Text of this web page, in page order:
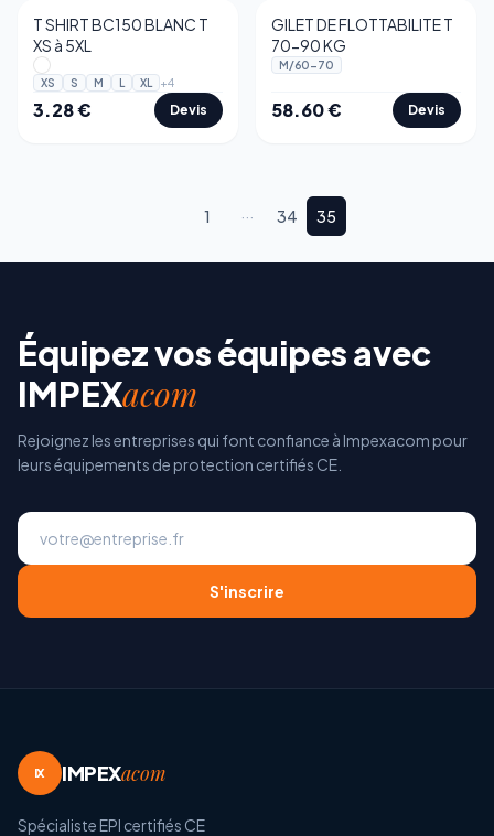
T SHIRT BC150 BLANC T
XS à 5XL
XS S M L XL +4
3.28€ Devis
GILET DE FLOTTABILITE T
70-90 KG
M/60-70
58.60€ Devis
1 ··· 34 35
Équipez vos équipes avec
IMPEXacom
Rejoignez les entreprises qui font confiance à Impexacom pour
leurs équipements de protection certifiés CE.
S'inscrire
IX IMPEXacom
Spécialiste EPI certifiés CE